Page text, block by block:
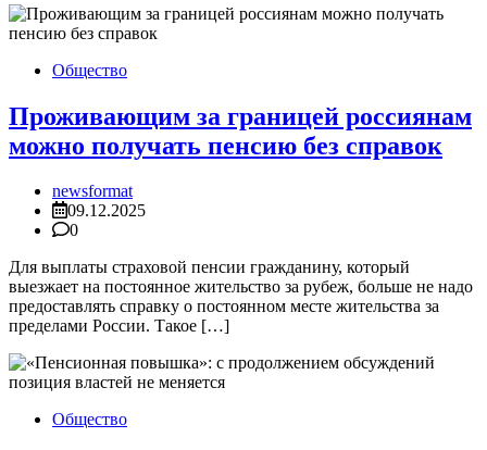
Общество
Проживающим за границей россиянам
можно получать пенсию без справок
newsformat
09.12.2025
0
Для выплаты страховой пенсии гражданину, который
выезжает на постоянное жительство за рубеж, больше не надо
предоставлять справку о постоянном месте жительства за
пределами России. Такое […]
Общество